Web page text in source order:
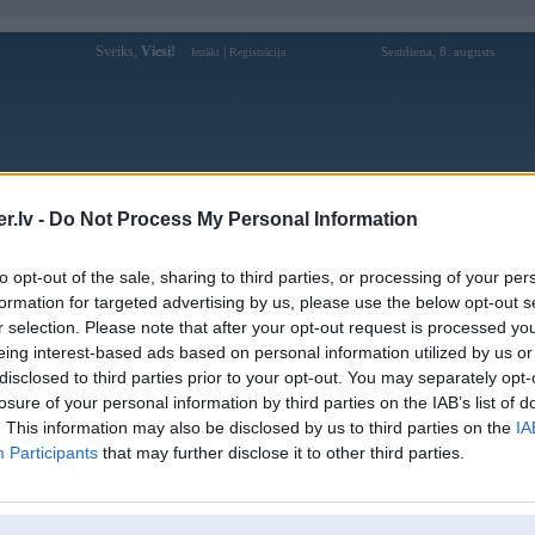
- Do Not Process My Personal Information
opt-out of the sale, sharing to third parties, or processing of your
for targeted advertising by us, please use the below opt-out
selection. Please note that after your opt-out request is processed
interest-based ads based on personal information utilized by us
to third parties prior to your opt-out. You may separately
of your personal information by third parties on the IAB’s list of
This information may also be disclosed by us to third parties on the
Participants that may further disclose it to other third parties.
Sveiks, Viesi! Ienākt Reģistrācija Sestdiena, 8. augusts
Forums Galerijas Reģistrācija Lietotāji
Lietotāja Lienite profils
Lietotājvārds:
Lienite
Braucu ar:
LV56
Nodarbošanās:
saistīta ar auto..
Ziņojumi forumā:
343
[Pēdējie ziņojumi forumā]